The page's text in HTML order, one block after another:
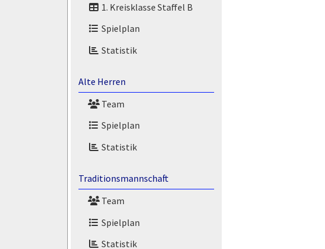
1. Kreisklasse Staffel B
Spielplan
Statistik
Alte Herren
Team
Spielplan
Statistik
Traditionsmannschaft
Team
Spielplan
Statistik